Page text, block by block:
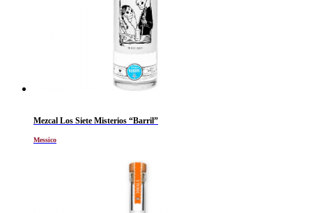
Mezcal Los Siete Misterios “Barril”
Messico